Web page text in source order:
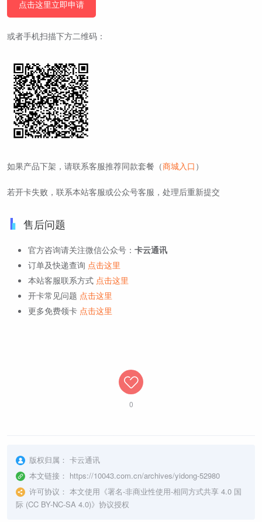
点击这里立即申请
或者手机扫描下方二维码：
如果产品下架，请联系客服推荐同款套餐（商城入口 ）
若开卡失败，联系本站客服或公众号客服，处理后重新提交
售后问题
官方咨询请关注微信公众号： 卡云通讯
订单及快递查询 点击这里
本站客服联系方式 点击这里
开卡常见问题 点击这里
更多免费领卡 点击这里
0
版权归属： 卡云通讯
本文链接： https://10043.com.cn/archives/yidong-52980
许可协议： 本文使用《署名-非商业性使用-相同方式共享 4.0 国
际 (CC BY-NC-SA 4.0)》协议授权